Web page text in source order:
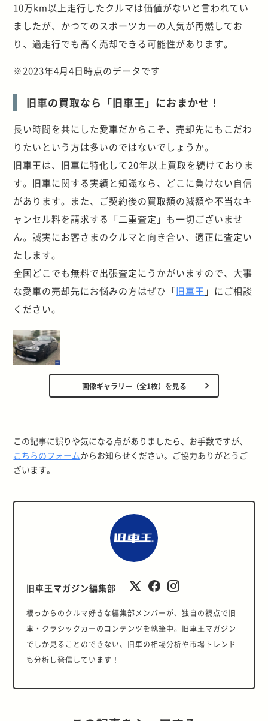
10万km以上走行したクルマは価値がないと言われてい
ましたが、かつてのスポーツカーの人気が再燃してお
り、過走行でも高く売却できる可能性があります。
※2023年4月4日時点のデータです
旧車の買取なら「旧車王」におまかせ！
長い時間を共にした愛車だからこそ、売却先にもこだわ
りたいという方は多いのではないでしょうか。
旧車王は、旧車に特化して20年以上買取を続けておりま
す。旧車に関する実績と知識なら、どこに負けない自信
があります。また、ご契約後の買取額の減額や不当なキ
ャンセル料を請求する「二重査定」も一切ございませ
ん。誠実にお客さまのクルマと向き合い、適正に査定い
たします。
全国どこでも無料で出張査定にうかがいますので、大事
な愛車の売却先にお悩みの方はぜひ「旧車王 」にご相談
ください。
画像ギャラリー（全1枚）を見る
この記事に誤りや気になる点がありましたら、お手数ですが、
こちらのフォームからお知らせください。ご協力ありがとうご
ざいます。
旧車王マガジン編集部
根っからのクルマ好きな編集部メンバーが、独自の視点で旧
車・クラシックカーのコンテンツを執筆中。旧車王マガジン
でしか見ることのできない、旧車の相場分析や市場トレンド
も分析し発信しています！